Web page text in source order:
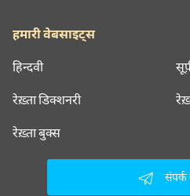
हमारी वेबसाइट्स
हिन्दवी
रेख़्ता डिक्शनरी
रेख़्ता बुक्स
संपर्क